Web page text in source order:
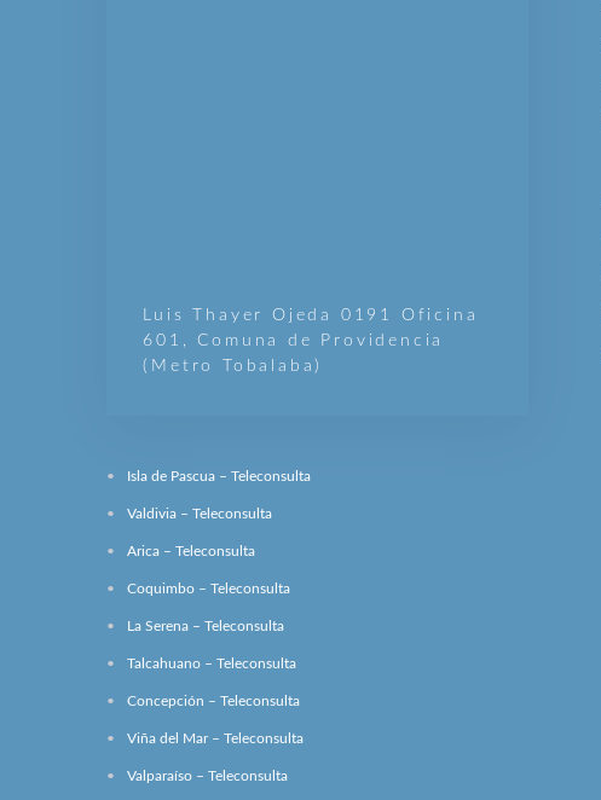
Luis Thayer Ojeda 0191 Oficina
601, Comuna de Providencia
(Metro Tobalaba)
Isla de Pascua – Teleconsulta
Valdivia – Teleconsulta
Arica – Teleconsulta
Coquimbo – Teleconsulta
La Serena – Teleconsulta
Talcahuano – Teleconsulta
Concepción – Teleconsulta
Viña del Mar – Teleconsulta
Valparaíso – Teleconsulta